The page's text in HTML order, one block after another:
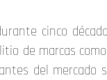
cinco
de marcas
del